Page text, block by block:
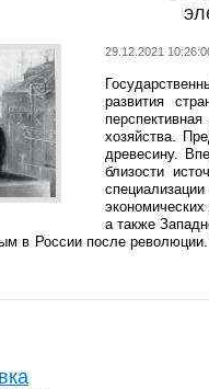
29.12.2021
развития
хозяйства.
древесину.
близости
а также
в России после